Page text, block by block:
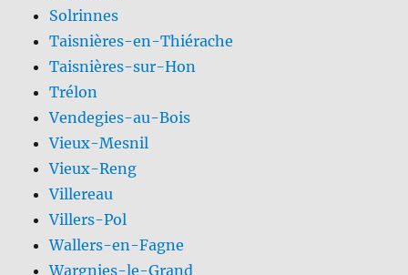
Solrinnes
Taisnières-en-Thiérache
Taisnières-sur-Hon
Trélon
Vendegies-au-Bois
Vieux-Mesnil
Vieux-Reng
Villereau
Villers-Pol
Wallers-en-Fagne
Wargnies-le-Grand